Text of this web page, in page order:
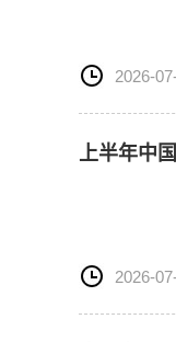
2026-
上半年中
2026-